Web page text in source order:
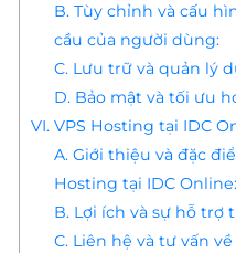
B. Tùy chỉnh và cấu
cầu của người dùng:
C. Lưu trữ và quản lý
D. Bảo mật và tối ưu
VI. VPS Hosting tại IDC
A. Giới thiệu và đặc
Hosting tại IDC Online:
B. Lợi ích và sự hỗ trợ
C. Liên hệ và tư vấn